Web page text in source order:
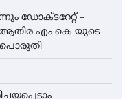
ഡോക്ടറേറ്റ് –
ആതിര എം കെ യുടെ
പൊരുതി